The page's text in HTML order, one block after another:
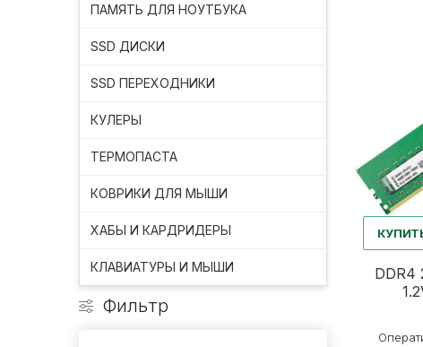
ПАМЯТЬ ДЛЯ НОУТБУКА
SSD ДИСКИ
SSD ПЕРЕХОДНИКИ
КУЛЕРЫ
ТЕРМОПАСТА
КОВРИКИ ДЛЯ МЫШИ
ХАБЫ И КАРДРИДЕРЫ
КЛАВИАТУРЫ И МЫШИ
Фильтр
DDR4